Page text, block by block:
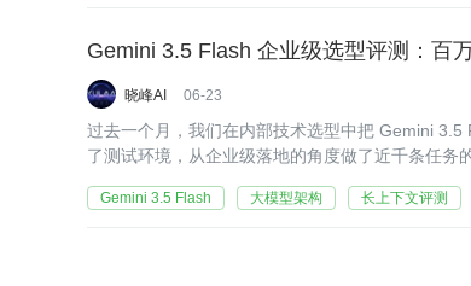
晓峰AI 06-23
过去一个月，我们在内部技术选型中把 Gemini
了测试环境，从企业级落地的角度做了近千条任务
Gemini 3.5 Flash 大模型架构 长上下文评测